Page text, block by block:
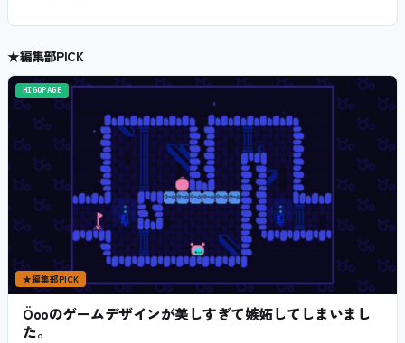
★編集部PICK
HIGOPAGE
★編集部PICK
Öooのゲームデザインが美しすぎて嫉妬してしまいまし
た。